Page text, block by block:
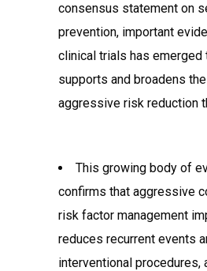
consensus statement on
prevention, important
clinical trials has emerged
supports and broadens
aggressive risk reduction
This growing body of
confirms that aggressive
risk factor management
reduces recurrent events
interventional procedures,